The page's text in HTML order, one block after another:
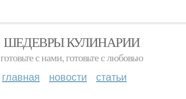
ШЕДЕВРЫ КУЛИНАРИИ
готовьте с нами, готовьте с любовью
главная новости статьи